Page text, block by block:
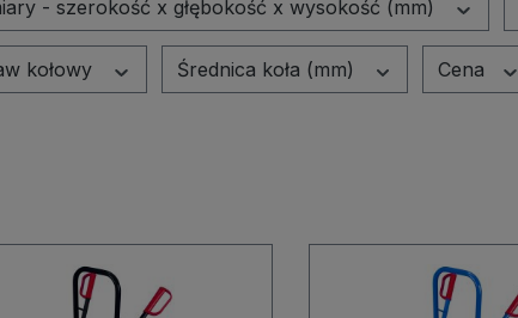
- szerokość x głębokość x wysokość (mm)
kołowy Średnica koła (mm) Cena